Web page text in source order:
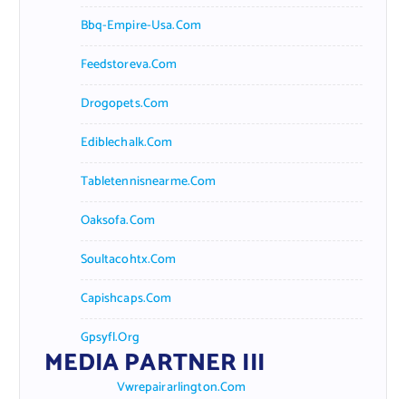
Bbq-Empire-Usa.com
Feedstoreva.com
Drogopets.com
Ediblechalk.com
Tabletennisnearme.com
Oaksofa.com
Soultacohtx.com
Capishcaps.com
Gpsyfl.org
MEDIA PARTNER III
Vwrepairarlington.com